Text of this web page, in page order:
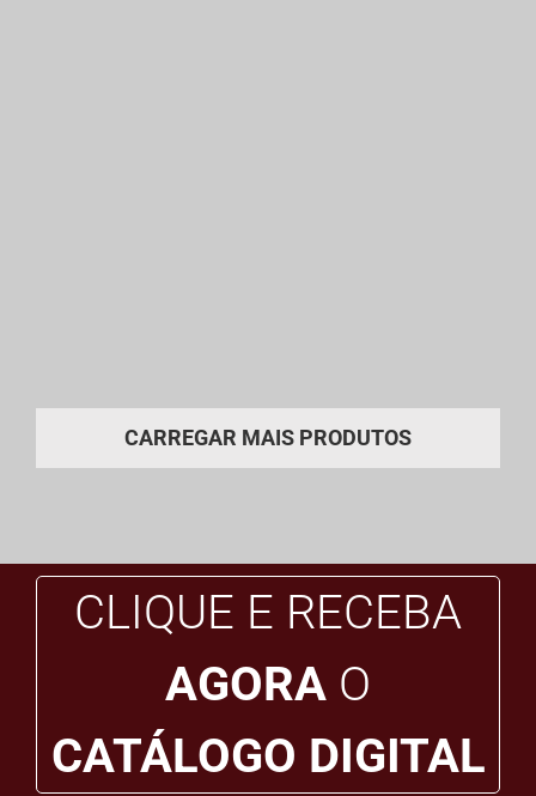
CARREGAR MAIS PRODUTOS
CLIQUE E RECEBA
AGORA O
CATÁLOGO DIGITAL